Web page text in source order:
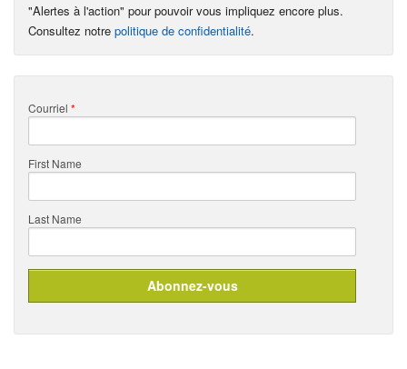
"Alertes à l'action" pour pouvoir vous impliquez encore plus.
Consultez notre politique de confidentialité.
Courriel *
First Name
Last Name